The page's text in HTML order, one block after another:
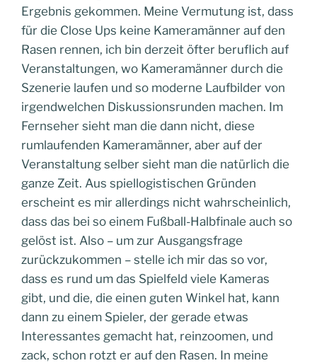
Ergebnis gekommen. Meine Vermutung ist, dass
für die Close Ups keine Kameramänner auf den
Rasen rennen, ich bin derzeit öfter beruflich auf
Veranstaltungen, wo Kameramänner durch die
Szenerie laufen und so moderne Laufbilder von
irgendwelchen Diskussionsrunden machen. Im
Fernseher sieht man die dann nicht, diese
rumlaufenden Kameramänner, aber auf der
Veranstaltung selber sieht man die natürlich die
ganze Zeit. Aus spiellogistischen Gründen
erscheint es mir allerdings nicht wahrscheinlich,
dass das bei so einem Fußball-Halbfinale auch so
gelöst ist. Also – um zur Ausgangsfrage
zurückzukommen – stelle ich mir das so vor,
dass es rund um das Spielfeld viele Kameras
gibt, und die, die einen guten Winkel hat, kann
dann zu einem Spieler, der gerade etwas
Interessantes gemacht hat, reinzoomen, und
zack, schon rotzt er auf den Rasen. In meine